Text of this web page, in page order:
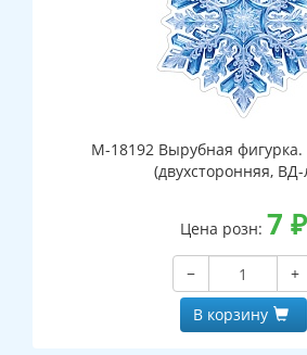
М-18192 Вырубная
(двухсторонняя, ВД-
Цена розн: 7 ₽
−
+
В корзину